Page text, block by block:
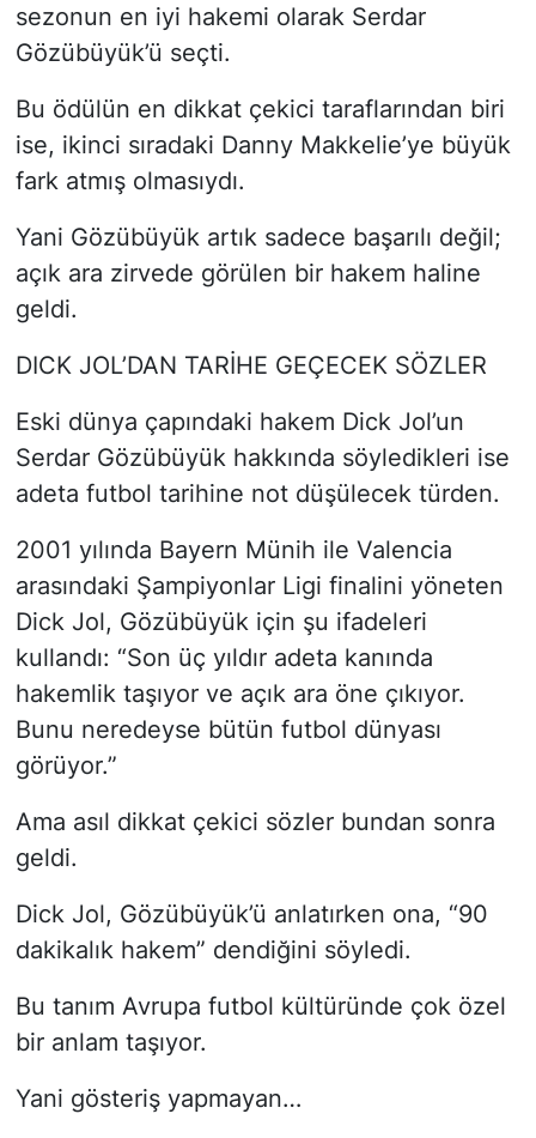
sezonun en iyi hakemi olarak Serdar
Gözübüyük’ü seçti.
Bu ödülün en dikkat çekici taraflarından biri
ise, ikinci sıradaki Danny Makkelie’ye büyük
fark atmış olmasıydı.
Yani Gözübüyük artık sadece başarılı değil;
açık ara zirvede görülen bir hakem haline
geldi.
DICK JOL’DAN TARİHE GEÇECEK SÖZLER
Eski dünya çapındaki hakem Dick Jol’un
Serdar Gözübüyük hakkında söyledikleri ise
adeta futbol tarihine not düşülecek türden.
2001 yılında Bayern Münih ile Valencia
arasındaki Şampiyonlar Ligi finalini yöneten
Dick Jol, Gözübüyük için şu ifadeleri
kullandı: “Son üç yıldır adeta kanında
hakemlik taşıyor ve açık ara öne çıkıyor.
Bunu neredeyse bütün futbol dünyası
görüyor.”
Ama asıl dikkat çekici sözler bundan sonra
geldi.
Dick Jol, Gözübüyük’ü anlatırken ona, “90
dakikalık hakem” dendiğini söyledi.
Bu tanım Avrupa futbol kültüründe çok özel
bir anlam taşıyor.
Yani gösteriş yapmayan…